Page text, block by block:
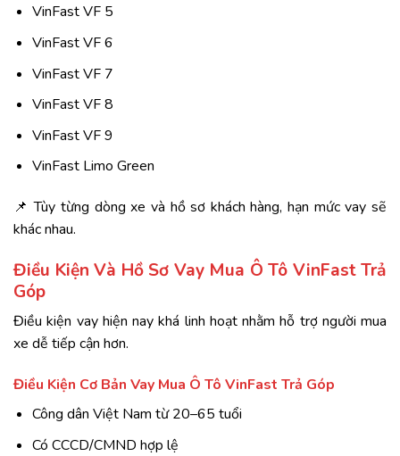
VinFast VF 5
VinFast VF 6
VinFast VF 7
VinFast VF 8
VinFast VF 9
VinFast Limo Green
📌 Tùy từng dòng xe và hồ sơ khách hàng, hạn mức vay sẽ
khác nhau.
Điều Kiện Và Hồ Sơ Vay Mua Ô Tô VinFast Trả
Góp
Điều kiện vay hiện nay khá linh hoạt nhằm hỗ trợ người mua
xe dễ tiếp cận hơn.
Điều Kiện Cơ Bản Vay Mua Ô Tô VinFast Trả Góp
Công dân Việt Nam từ 20–65 tuổi
Có CCCD/CMND hợp lệ